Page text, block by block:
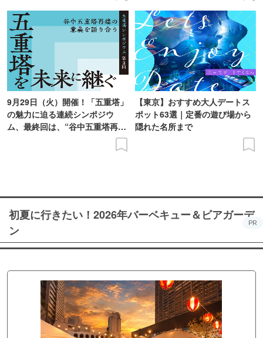
9月29日（火）開催！「五重塔」
の魅力に迫る連続シンポジウ
ム、最終回は、“谷中五重塔再建
【東京】おすすめ大人デートス
ポット63選｜定番の遊び場から
隠れた名所まで
初夏に行きたい！2026年バーベキュー＆ビアガーデ
ン
PR